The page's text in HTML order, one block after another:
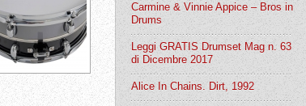
Carmine & Vinnie Appice – Bros in
Drums
Leggi GRATIS Drumset Mag n. 63
di Dicembre 2017
Alice In Chains. Dirt, 1992